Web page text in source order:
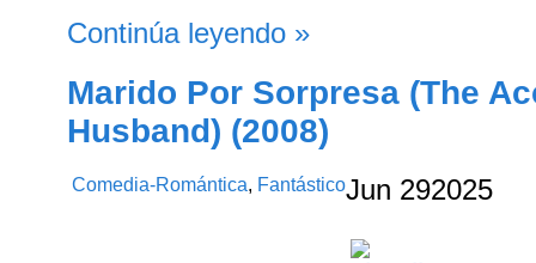
Continúa leyendo »
Marido Por Sorpresa (The
Husband) (2008)
Comedia-Romántica, FantásticoJun 292025